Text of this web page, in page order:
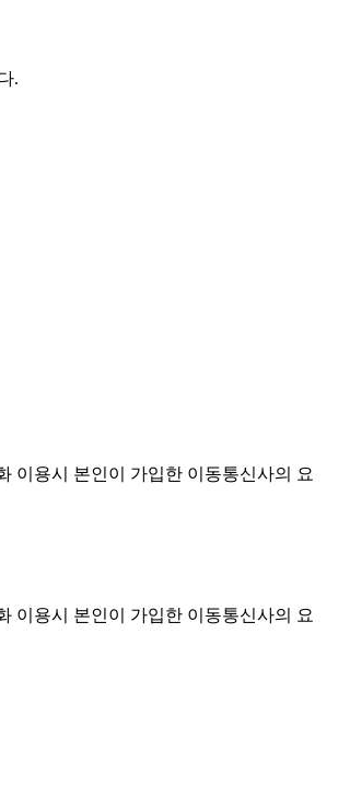
.
이용시 본인이 가입한 이동통신사의 요
이용시 본인이 가입한 이동통신사의 요